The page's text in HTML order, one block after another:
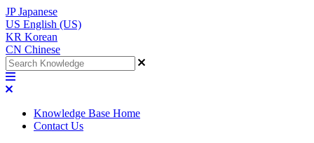
JP Japanese
US English (US)
KR Korean
CN Chinese
Knowledge Base Home
Contact Us